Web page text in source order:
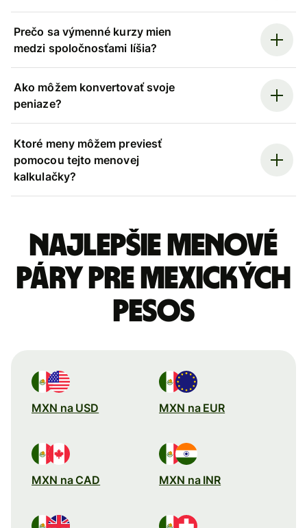
Prečo sa výmenné kurzy mien
medzi spoločnosťami líšia?
Ako môžem konvertovať svoje
peniaze?
Ktoré meny môžem previesť
pomocou tejto menovej
kalkulačky?
Najlepšie menové
páry pre Mexických
pesos
MXN na USD MXN na EUR
MXN na CAD MXN na INR